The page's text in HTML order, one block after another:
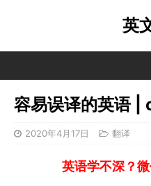
英
容易误译的英语 |
2020年4月17日 翻译
英语学不深？